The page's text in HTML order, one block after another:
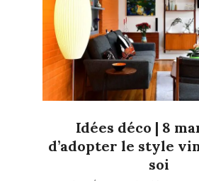
Idées déco | 8
d’adopter le style
soi